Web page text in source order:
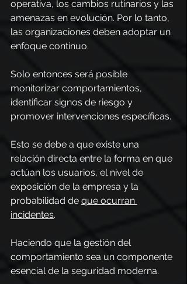
operativa, los cambios rutinarios y las
amenazas en evolución. Por lo tanto,
las organizaciones deben adoptar un
enfoque continuo.
Solo entonces será posible
monitorizar comportamientos,
identificar signos de riesgo y
promover intervenciones específicas.
Esto se debe a que existe una
relación directa entre la forma en que
actúan los usuarios, el nivel de
exposición de la empresa y la
probabilidad de que ocurran
incidentes.
Haciendo que la gestión del
comportamiento sea un componente
esencial de la seguridad moderna.